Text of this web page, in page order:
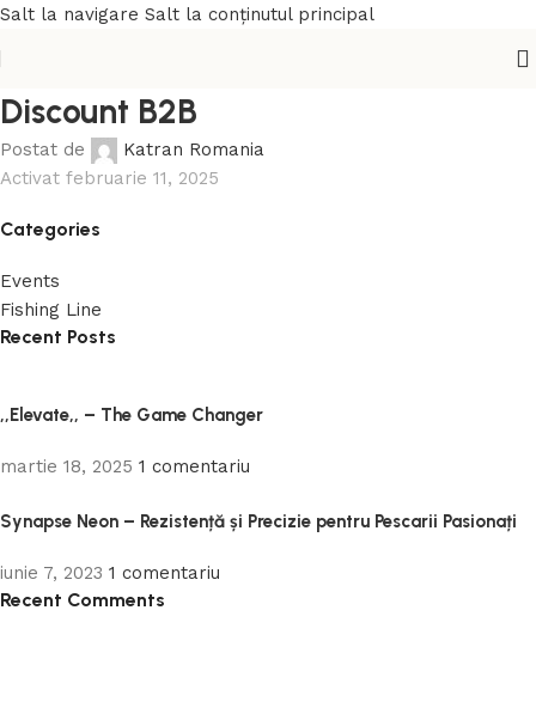
Salt la navigare Salt la conținutul principal
Discount B2B
Postat de
Katran Romania
Activat februarie 11, 2025
Categories
Events
Fishing Line
Recent Posts
,,Elevate,, – The Game Changer
martie 18, 2025 1 comentariu
Synapse Neon – Rezistență și Precizie pentru Pescarii Pasionați
iunie 7, 2023 1 comentariu
Recent Comments